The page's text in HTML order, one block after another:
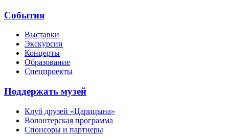
События
Выставки
Экскурсии
Концерты
Образование
Спецпроекты
Поддержать музей
Клуб друзей «Царицына»
Волонтерская программа
Спонсоры и партнеры